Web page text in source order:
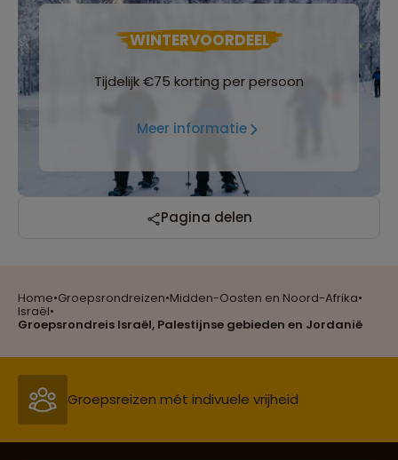
Home•Groepsrondreizen•Midden-Oosten en Noord-Afrika•
Israël•
Groepsrondreis Israël, Palestijnse gebieden en Jordanië
WINTERVOORDEEL
Tijdelijk €75 korting per persoon
Meer informatie
Pagina delen
Groepsreizen mét indivuele vrijheid